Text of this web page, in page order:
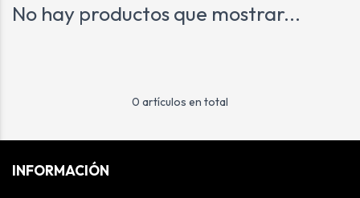
No hay productos que mostrar...
0 artículos en total
INFORMACIÓN